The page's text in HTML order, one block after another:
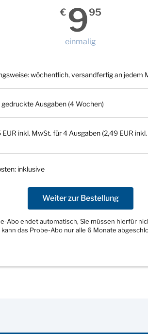
€ 995
einmalig
wöchentlich, versandfertig an jedem
Ausgaben (4 Wochen)
EUR inkl. MwSt. für 4 Ausgaben (2,49 EUR
inklusive
Weiter zur Bestellung
Abo endet automatisch, Sie müssen hierfür
kann das Probe-Abo nur alle 6 Monate